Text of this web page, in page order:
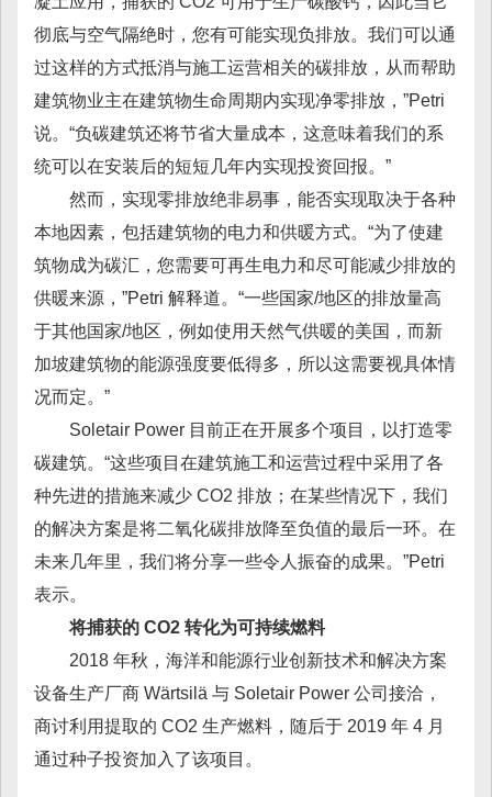
彻底与空气隔绝时，您有可能实现负排放。我们可以通
过这样的方式抵消与施工运营相关的碳排放，从而帮助
建筑物业主在建筑物生命周期内实现净零排放，”Petri
说。“负碳建筑还将节省大量成本，这意味着我们的系
统可以在安装后的短短几年内实现投资回报。”
然而，实现零排放绝非易事，能否实现取决于各种
本地因素，包括建筑物的电力和供暖方式。“为了使建
筑物成为碳汇，您需要可再生电力和尽可能减少排放的
供暖来源，”Petri 解释道。“一些国家/地区的排放量高
于其他国家/地区，例如使用天然气供暖的美国，而新
加坡建筑物的能源强度要低得多，所以这需要视具体情
况而定。”
Soletair Power 目前正在开展多个项目，以打造零
碳建筑。“这些项目在建筑施工和运营过程中采用了各
种先进的措施来减少 CO2 排放；在某些情况下，我们
的解决方案是将二氧化碳排放降至负值的最后一环。在
未来几年里，我们将分享一些令人振奋的成果。”Petri
表示。
将捕获的 CO2 转化为可持续燃料
2018 年秋，海洋和能源行业创新技术和解决方案
设备生产厂商 Wärtsilä 与 Soletair Power 公司接洽，
商讨利用提取的 CO2 生产燃料，随后于 2019 年 4 月
通过种子投资加入了该项目。